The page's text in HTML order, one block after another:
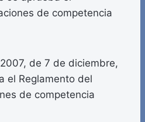
de competencia
de 7 de diciembre,
el Reglamento del
de competencia